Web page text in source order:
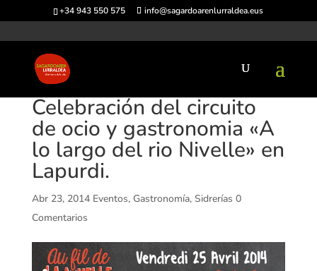
+34 943 550 575 info@sagardoarenlurraldea.eus
Celebración del circuito
de ocio y gastronomia «A
lo largo del rio Nivelle» en
Lapurdi.
Abr 23, 2014 Eventos, Gastronomía, Sidrerías 0
Comentarios